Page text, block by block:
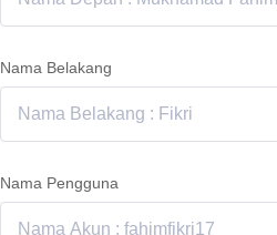
Nama Belakang
Nama Pengguna